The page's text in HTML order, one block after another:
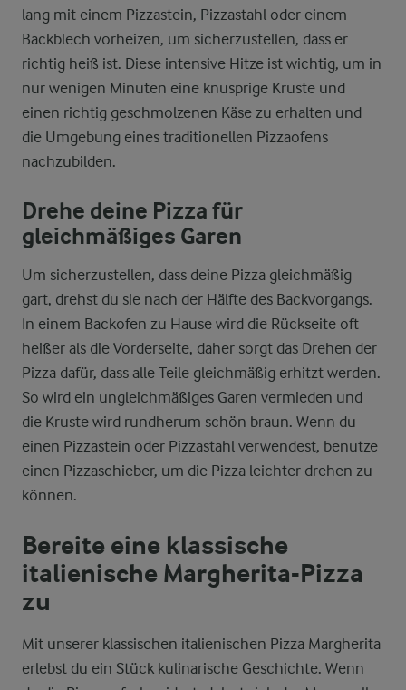
lang mit einem Pizzastein, Pizzastahl oder einem
Backblech vorheizen, um sicherzustellen, dass er
richtig heiß ist. Diese intensive Hitze ist wichtig, um in
nur wenigen Minuten eine knusprige Kruste und
einen richtig geschmolzenen Käse zu erhalten und
die Umgebung eines traditionellen Pizzaofens
nachzubilden.
Drehe deine Pizza für
gleichmäßiges Garen
Um sicherzustellen, dass deine Pizza gleichmäßig
gart, drehst du sie nach der Hälfte des Backvorgangs.
In einem Backofen zu Hause wird die Rückseite oft
heißer als die Vorderseite, daher sorgt das Drehen der
Pizza dafür, dass alle Teile gleichmäßig erhitzt werden.
So wird ein ungleichmäßiges Garen vermieden und
die Kruste wird rundherum schön braun. Wenn du
einen Pizzastein oder Pizzastahl verwendest, benutze
einen Pizzaschieber, um die Pizza leichter drehen zu
können.
Bereite eine klassische
italienische Margherita-Pizza
zu
Mit unserer klassischen italienischen Pizza Margherita
erlebst du ein Stück kulinarische Geschichte. Wenn